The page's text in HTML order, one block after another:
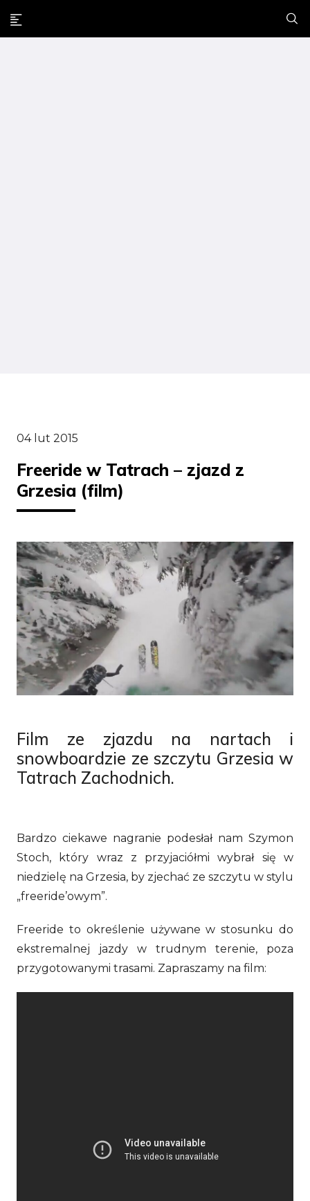
04 lut 2015
Freeride w Tatrach – zjazd z
Grzesia (film)
Film ze zjazdu na nartach i
snowboardzie ze szczytu Grzesia w
Tatrach Zachodnich.
Bardzo ciekawe nagranie podesłał nam Szymon
Stoch, który wraz z przyjaciółmi wybrał się w
niedzielę na Grzesia, by zjechać ze szczytu w stylu
„freeride’owym”.
Freeride to określenie używane w stosunku do
ekstremalnej jazdy w trudnym terenie, poza
przygotowanymi trasami. Zapraszamy na film: